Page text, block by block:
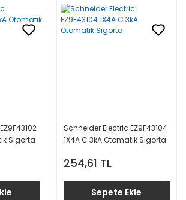
Sigorta
Schneider Electric EZ9F43104
1X4A C 3kA Otomatik Sigorta
254,61 TL
Sepete Ekle
İkaz Lambalar